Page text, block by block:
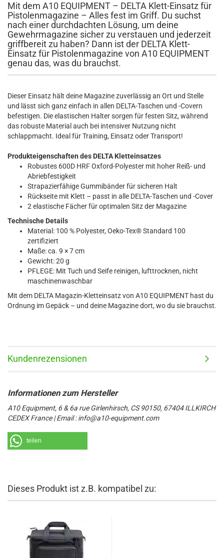
Mit dem A10 EQUIPMENT – DELTA Klett-Einsatz für
Pistolenmagazine – Alles fest im Griff. Du suchst
nach einer durchdachten Lösung, um deine
Gewehrmagazine sicher zu verstauen und jederzeit
griffbereit zu haben? Dann ist der DELTA Klett-
Einsatz für Pistolenmagazine von A10 EQUIPMENT
genau das, was du brauchst.
Dieser Einsatz hält deine Magazine zuverlässig an Ort und Stelle
und lässt sich ganz einfach in allen DELTA-Taschen und -Covern
befestigen. Die elastischen Halter sorgen für festen Sitz, während
das robuste Material auch bei intensiver Nutzung nicht
schlappmacht. Ideal für Training, Einsatz oder Transport!
Produkteigenschaften des DELTA Kletteinsatzes
Robustes 600D HRF Oxford-Polyester mit hoher Reiß- und
Abriebfestigkeit
Strapazierfähige Gummibänder für sicheren Halt
Rückseite mit Klett – passt in alle DELTA-Taschen und -Cover
2 elastische Fächer für optimalen Sitz der Magazine
Technische Details
Material: 100 % Polyester, Oeko-Tex® Standard 100
zertifiziert
Maße: ca. 9 × 7 cm
Gewicht: 20 g
PFLEGE: Mit Tuch und Seife reinigen, lufttrocknen, nicht
maschinenwaschbar
Mit dem DELTA Magazin-Kletteinsatz von A10 EQUIPMENT hast du
Ordnung im Gepäck – und deine Magazine dort, wo du sie brauchst.
Kundenrezensionen
A10 Equipment, 6 & 6a rue Girlenhirsch, CS 90150, 67404 ILLKIRCH
CEDEX France | Email : info@a10-equipment.com
teilen
Dieses Produkt ist z.B. kompatibel zu: